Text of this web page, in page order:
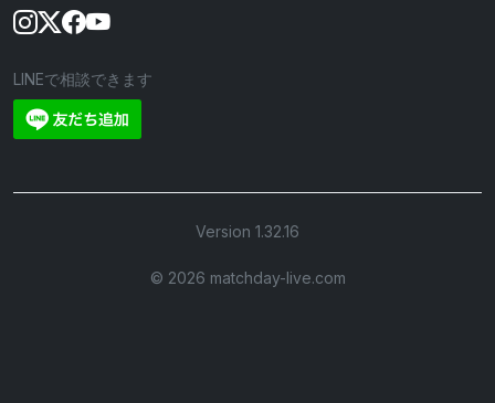
LINEで相談できます
Version 1.32.16
©︎ 2026 matchday-live.com